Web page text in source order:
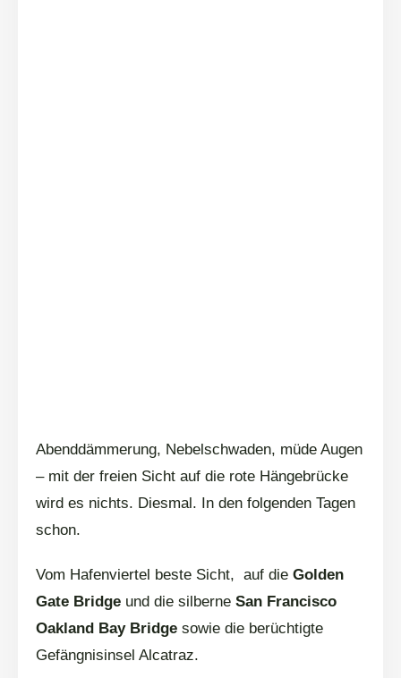
Abenddämmerung, Nebelschwaden, müde Augen
– mit der freien Sicht auf die rote Hängebrücke
wird es nichts. Diesmal. In den folgenden Tagen
schon.
Vom Hafenviertel beste Sicht, auf die Golden
Gate Bridge und die silberne San Francisco
Oakland Bay Bridge sowie die berüchtigte
Gefängnisinsel Alcatraz.